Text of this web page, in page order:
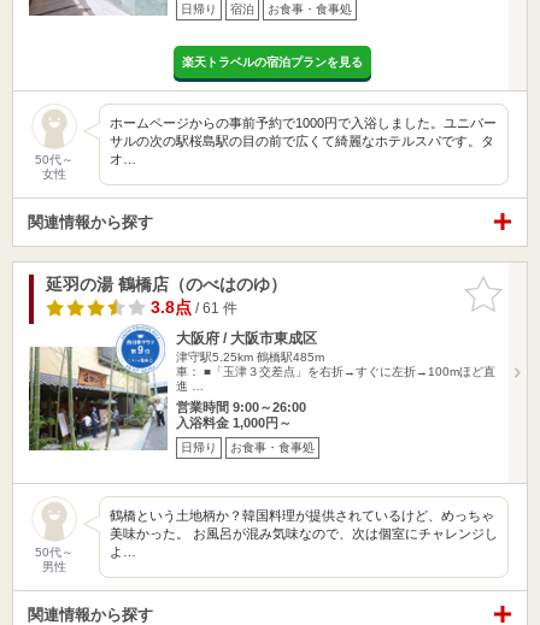
日帰り 宿泊 お食事・食事処
楽天トラベルの宿泊プランを見る
50代～
女性
ホームページからの事前予約で1000円で入浴しました。ユニバー
サルの次の駅桜島駅の目の前で広くて綺麗なホテルスパです。タ
オ…
関連情報から探す
お気に入
りに追加
延羽の湯 鶴橋店（のべはのゆ）
3.8点/ 61 件
大阪府 / 大阪市東成区
津守駅5.25km 鶴橋駅485m
車： ■「玉津３交差点」を右折→すぐに左折→100mほど直
進 …
営業時間 9:00～26:00
入浴料金 1,000円～
日帰り お食事・食事処
50代～
男性
鶴橋という土地柄か？韓国料理が提供されているけど、めっちゃ
美味かった。 お風呂が混み気味なので、次は個室にチャレンジし
よ…
関連情報から探す